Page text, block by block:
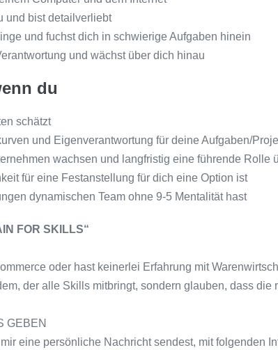
und bist detailverliebt
und fuchst dich in schwierige Aufgaben hinein
und wächst über dich hinau
du
schätzt
und Eigenverantwortung für deine Aufgaben/
wachsen und langfristig eine führende Rolle
für eine Festanstellung für dich eine Option ist
dynamischen Team ohne 9-5 Mentalität hast
FOR SKILLS“
oder hast keinerlei Erfahrung mit
der alle Skills mitbringt, sondern glauben, dass
GEBEN
eine persönliche Nachricht sendest, mit folgenden